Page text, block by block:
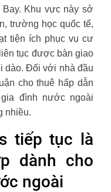
Bay. Khu vực này sở
trường học quốc tế,
tiện ích phục vụ cư
tục được bàn giao
dào. Đối với nhà đầu
cho thuê hấp dẫn
đình nước ngoài
nhiều.
tiếp tục là
dành cho
ngoài